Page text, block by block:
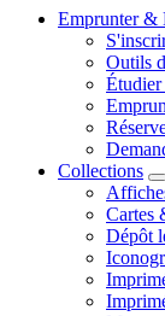
Emprunter &
Outils
Collections
Cartes
Dépôt